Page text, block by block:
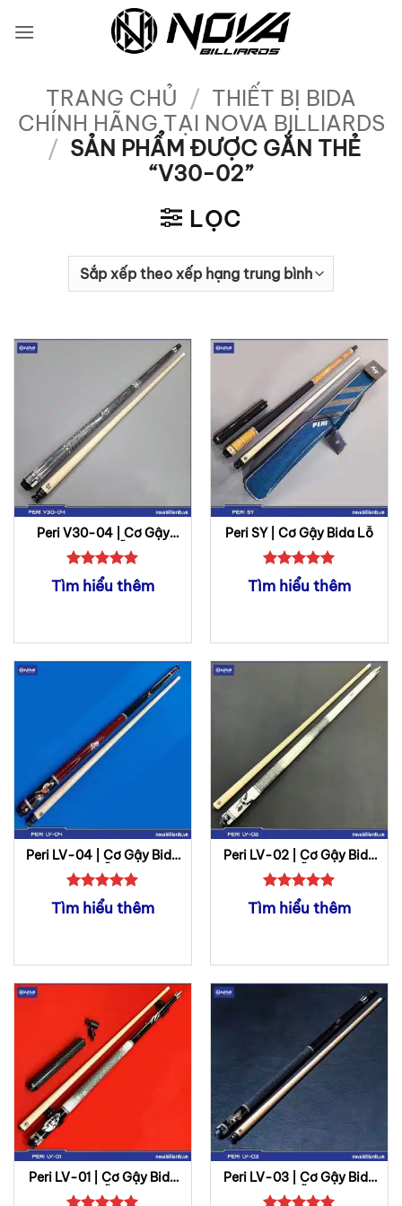
qua
TRANG CHỦ / THIẾT BỊ BIDA
CHÍNH HÃNG TẠI NOVA BILLIARDS
/ SẢN PHẨM ĐƯỢC GẮN THẺ
“V30-02”
LỌC
Peri V30-04 | Cơ Gậy
Bida Lỗ
Được xếp
hạng55
Tìm hiểu thêm
Peri SY | Cơ Gậy Bida Lỗ
Được xếp
hạng55
Tìm hiểu thêm
Peri LV-04 | Cơ Gậy Bida
Lỗ
Được xếp
hạng55
Tìm hiểu thêm
Peri LV-02 | Cơ Gậy Bida
Lỗ
Được xếp
hạng55
Tìm hiểu thêm
Peri LV-01 | Cơ Gậy Bida
Lỗ
Peri LV-03 | Cơ Gậy Bida
Lỗ